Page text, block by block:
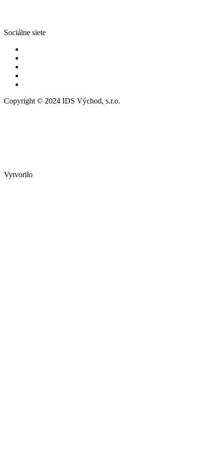
Sociálne siete
Copyright © 2024 IDS Východ, s.r.o.
Vytvorilo